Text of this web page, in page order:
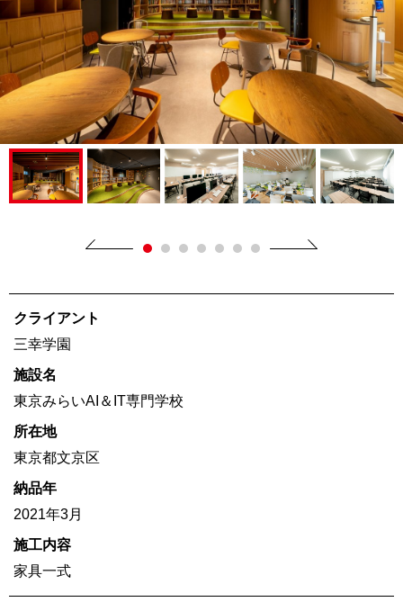
クライアント
三幸学園
施設名
東京みらいAI＆IT専門学校
所在地
東京都文京区
納品年
2021年3月
施工内容
家具一式